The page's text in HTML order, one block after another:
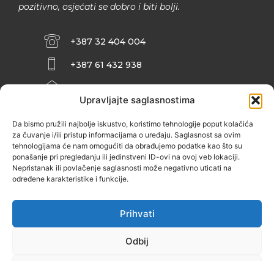
Upravljajte saglasnostima
Da bismo pružili najbolje iskustvo, koristimo tehnologije poput kolačića
za čuvanje i/ili pristup informacijama o uređaju. Saglasnost sa ovim
tehnologijama će nam omogućiti da obrađujemo podatke kao što su
ponašanje pri pregledanju ili jedinstveni ID-ovi na ovoj veb lokaciji.
Nepristanak ili povlačenje saglasnosti može negativno uticati na
određene karakteristike i funkcije.
Prihvati
Odbij
pozitivno, osjećati se dobro i biti bolji.
+387 32 404 004
+387 61 432 938
ZENIČANKA, 3. SPRAT), 72000 ZENICA